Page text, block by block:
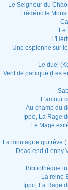
Le Seigneur du
Frédéric le
Le
Une espionne sur
Le duel
Vent de panique (Les
L'amour
Au champ du
Ippo, La Rage
Le Mage
La montagne qui rêve
Dead end (Lenny
Bibliothèque
La reine
Ippo, La Rage